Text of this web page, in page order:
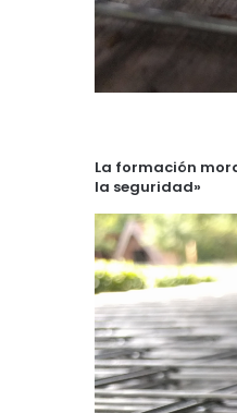
La formación
la seguridad»